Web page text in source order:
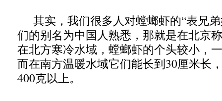
其实，我们很多人对螳螂虾的“表兄
们的别名为中国人熟悉，那就是在北京
在北方寒冷水域，螳螂虾的个头较小，
而在南方温暖水域它们能长到30厘米长
400克以上。